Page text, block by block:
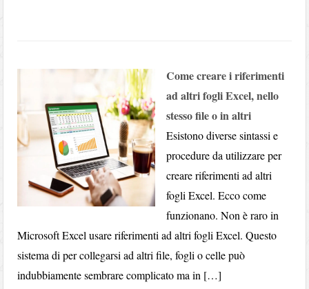
Come creare i riferimenti
ad altri fogli Excel, nello
stesso file o in altri
Esistono diverse sintassi e
procedure da utilizzare per
creare riferimenti ad altri
fogli Excel. Ecco come
funzionano. Non è raro in
Microsoft Excel usare riferimenti ad altri fogli Excel. Questo
sistema di per collegarsi ad altri file, fogli o celle può
indubbiamente sembrare complicato ma in […]